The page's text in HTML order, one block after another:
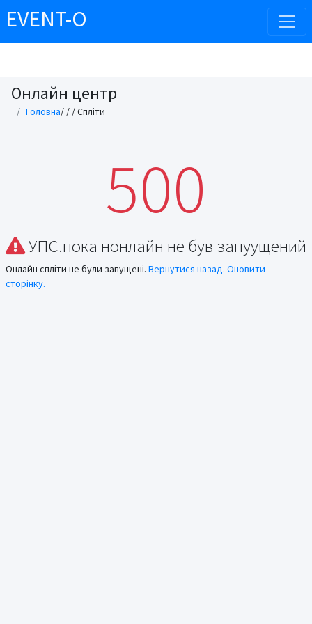
EVENT-O
Онлайн центр
Головна/ / / Спліти
500
УПС.пока нонлайн не був запуущений
Онлайн спліти не були запущені. Вернутися назад. Оновити
сторінку.